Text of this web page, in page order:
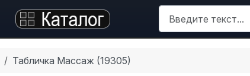
Табличка Масcаж (19305)